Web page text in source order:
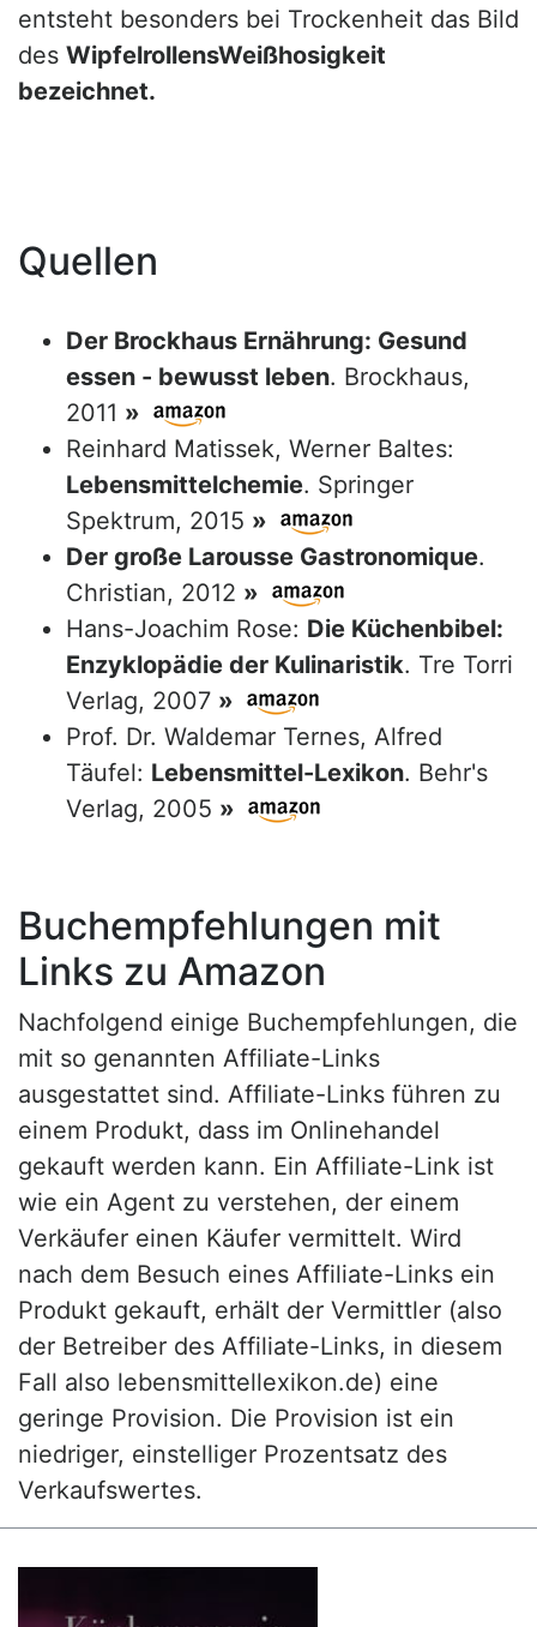
entsteht besonders bei Trockenheit das Bild
des WipfelrollensWeißhosigkeit
bezeichnet.
Quellen
Der Brockhaus Ernährung: Gesund
essen - bewusst leben. Brockhaus,
2011 »
Reinhard Matissek, Werner Baltes:
Lebensmittelchemie. Springer
Spektrum, 2015 »
Der große Larousse Gastronomique.
Christian, 2012 »
Hans-Joachim Rose: Die Küchenbibel:
Enzyklopädie der Kulinaristik. Tre Torri
Verlag, 2007 »
Prof. Dr. Waldemar Ternes, Alfred
Täufel: Lebensmittel-Lexikon. Behr's
Verlag, 2005 »
Buchempfehlungen mit
Links zu Amazon
Nachfolgend einige Buchempfehlungen, die
mit so genannten Affiliate-Links
ausgestattet sind. Affiliate-Links führen zu
einem Produkt, dass im Onlinehandel
gekauft werden kann. Ein Affiliate-Link ist
wie ein Agent zu verstehen, der einem
Verkäufer einen Käufer vermittelt. Wird
nach dem Besuch eines Affiliate-Links ein
Produkt gekauft, erhält der Vermittler (also
der Betreiber des Affiliate-Links, in diesem
Fall also lebensmittellexikon.de) eine
geringe Provision. Die Provision ist ein
niedriger, einstelliger Prozentsatz des
Verkaufswertes.